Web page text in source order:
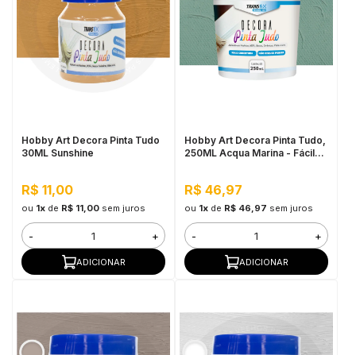
Hobby Art Decora Pinta Tudo
30ML Sunshine
R$ 11,00
ou 1xde R$ 11,00 sem juros
- +
ADICIONAR
Hobby Art Decora Pinta Tudo,
250ML Acqua Marina - Fácil
R$ 46,97
ou 1xde R$ 46,97 sem juros
- +
ADICIONAR